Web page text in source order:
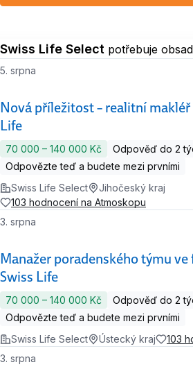
Swiss Life Select potřebuje
Nová příležitost – realitní makléř
Life
5. srpna
70 000 ‍–‍ 140 000 Kč
Odpověď do 2
Odpovězte teď a budete mezi prvními
Swiss Life Select
Jihočeský kraj
103 hodnocení na Atmoskopu
Manažer poradenského týmu
Swiss Life
3. srpna
70 000 ‍–‍ 140 000 Kč
Odpověď do 2
Odpovězte teď a budete mezi prvními
Swiss Life Select
Ústecký kraj 103
3. srpna